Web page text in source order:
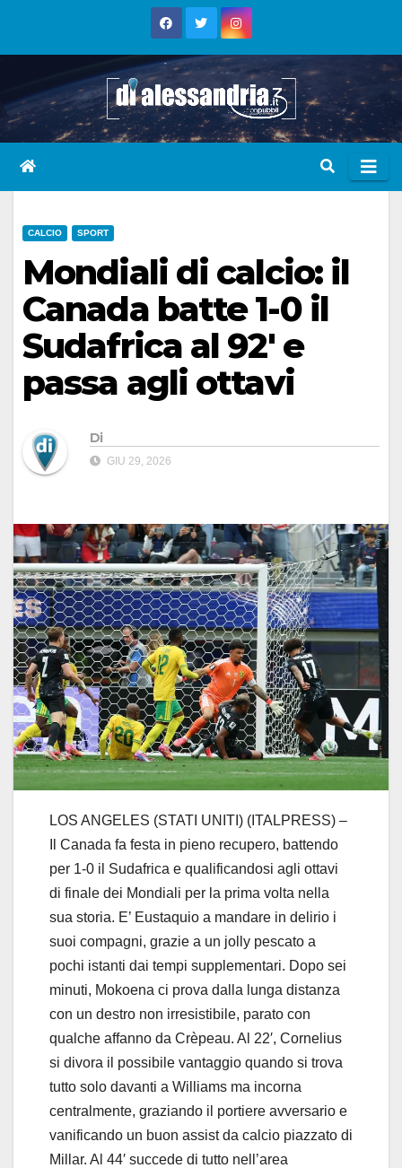
CALCIO SPORT
Mondiali di calcio: il
Canada batte 1-0 il
Sudafrica al 92′ e
passa agli ottavi
Di
GIU 29, 2026
LOS ANGELES (STATI UNITI) (ITALPRESS) –
Il Canada fa festa in pieno recupero, battendo
per 1-0 il Sudafrica e qualificandosi agli ottavi
di finale dei Mondiali per la prima volta nella
sua storia. E’ Eustaquio a mandare in delirio i
suoi compagni, grazie a un jolly pescato a
pochi istanti dai tempi supplementari. Dopo sei
minuti, Mokoena ci prova dalla lunga distanza
con un destro non irresistibile, parato con
qualche affanno da Crèpeau. Al 22′, Cornelius
si divora il possibile vantaggio quando si trova
tutto solo davanti a Williams ma incorna
centralmente, graziando il portiere avversario e
vanificando un buon assist da calcio piazzato di
Millar. Al 44′ succede di tutto nell’area